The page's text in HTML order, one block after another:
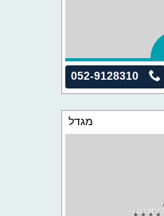
052-9128310
מגדל